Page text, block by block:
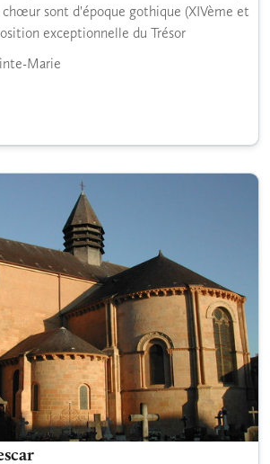
sont d'époque gothique (XIVème et
exceptionnelle du Trésor
Marie